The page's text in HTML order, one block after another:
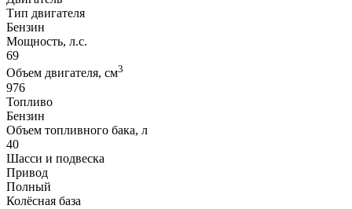
Тип двигателя
Бензин
Мощность, л.с.
69
Объем двигателя, см3
976
Топливо
Бензин
Объем топливного бака, л
40
Шасси и подвеска
Привод
Полный
Колёсная база